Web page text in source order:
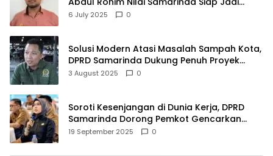
Pusat Logistik Bencana Kalimantan
6 July 2025 0
Solusi Modern Atasi Masalah Sampah Kota,
DPRD Samarinda Dukung Penuh Proyek
PLTSA
3 August 2025 0
Soroti Kesenjangan di Dunia Kerja, DPRD
Samarinda Dorong Pemkot Gencarkan
Pemberdayaan Perempuan
19 September 2025 0